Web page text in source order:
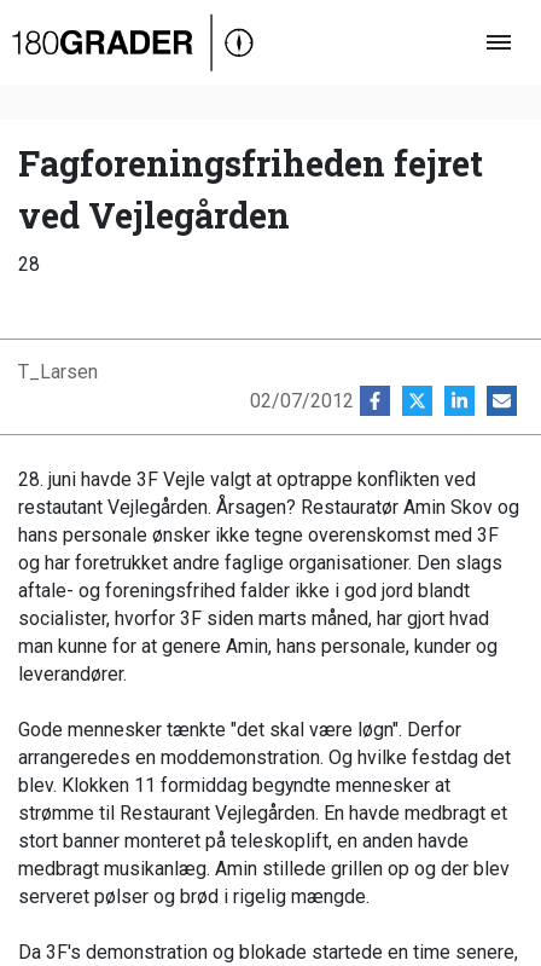
Oversigt
Debat
Video
Podcast
Fagforeningsfriheden fejret
ved Vejlegården
28
T_Larsen
02/07/2012
28. juni havde 3F Vejle valgt at optrappe konflikten ved
restautant Vejlegården. Årsagen? Restauratør Amin Skov og
hans personale ønsker ikke tegne overenskomst med 3F
og har foretrukket andre faglige organisationer. Den slags
aftale- og foreningsfrihed falder ikke i god jord blandt
socialister, hvorfor 3F siden marts måned, har gjort hvad
man kunne for at genere Amin, hans personale, kunder og
leverandører.
Gode mennesker tænkte "det skal være løgn". Derfor
arrangeredes en moddemonstration. Og hvilke festdag det
blev. Klokken 11 formiddag begyndte mennesker at
strømme til Restaurant Vejlegården. En havde medbragt et
stort banner monteret på teleskoplift, en anden havde
medbragt musikanlæg. Amin stillede grillen op og der blev
serveret pølser og brød i rigelig mængde.
Da 3F's demonstration og blokade startede en time senere,